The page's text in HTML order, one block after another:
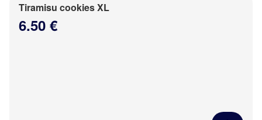
Tiramisu cookies XL
6.50 €